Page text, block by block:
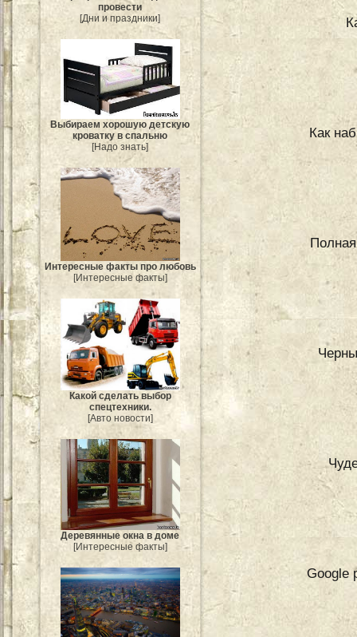
провести
[Дни и праздники]
Выбираем хорошую детскую
кроватку в спальню
[Надо знать]
Интересные факты про любовь
[Интересные факты]
Какой сделать выбор
спецтехники.
[Авто новости]
Деревянные окна в доме
[Интересные факты]
Как
Google